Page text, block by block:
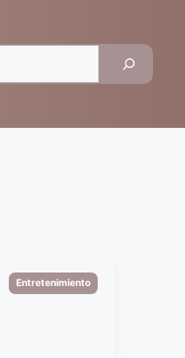
Categorias
Entretenimiento